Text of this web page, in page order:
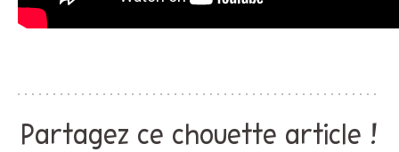
Partagez ce chouette article !